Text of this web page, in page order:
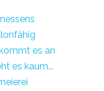
es an
es kaum...